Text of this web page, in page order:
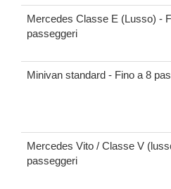
Mercedes Classe E (Lusso) -
passeggeri
Minivan standard - Fino a 8
Mercedes Vito / Classe V
passeggeri